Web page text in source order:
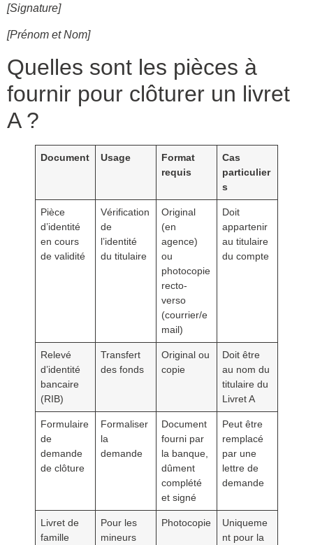
[Signature]
[Prénom et Nom]
Quelles sont les pièces à
fournir pour clôturer un livret
A ?
Document Usage
Format
requis
Cas
particulier
s
Pièce
d’identité
en cours
de validité
Vérification
de
l’identité
du titulaire
Original
(en
agence)
ou
photocopie
recto-
verso
(courrier/e
mail)
Doit
appartenir
au titulaire
du compte
Relevé
d’identité
bancaire
(RIB)
Transfert
des fonds
Original ou
copie
Doit être
au nom du
titulaire du
Livret A
Formulaire
de
demande
de clôture
Formaliser
la
demande
Document
fourni par
la banque,
dûment
complété
et signé
Peut être
remplacé
par une
lettre de
demande
Livret de
famille
Pour les
mineurs
Photocopie
Uniqueme
nt pour la